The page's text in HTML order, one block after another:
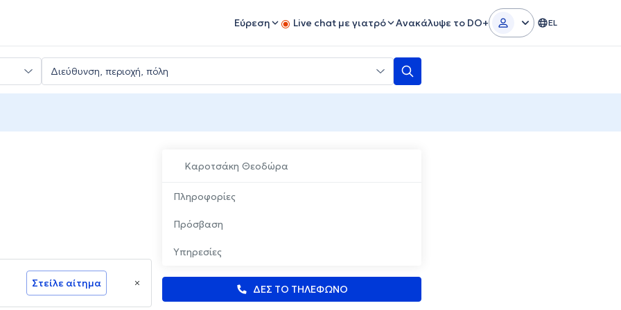
Εύρεση Live chat με γιατρό Ανακάλυψε το DO+ EL
Καροτσάκη Θεοδώρα
Πληροφορίες
Πρόσβαση
Υπηρεσίες
ΔΕΣ ΤΟ ΤΗΛΕΦΩΝΟ
Στείλε αίτημα